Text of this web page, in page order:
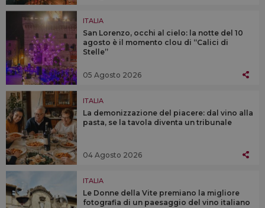
ITALIA
San Lorenzo, occhi al cielo: la notte del 10
agosto è il momento clou di “Calici di
Stelle”
05 Agosto 2026
ITALIA
La demonizzazione del piacere: dal vino alla
pasta, se la tavola diventa un tribunale
04 Agosto 2026
ITALIA
Le Donne della Vite premiano la migliore
fotografia di un paesaggio del vino italiano